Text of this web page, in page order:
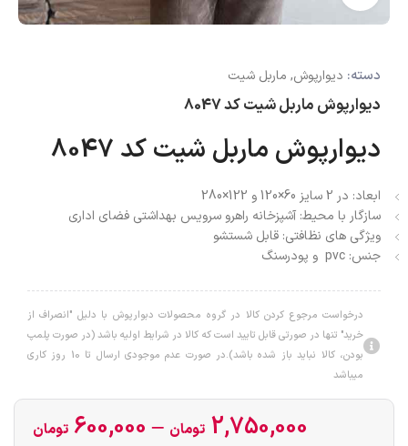
دسته: دیوارپوش, ماربل شیت
دیوارپوش ماربل شیت کد 8047
دیوارپوش ماربل شیت کد 8047
ابعاد: در 2 سایز
60×120 و 122×280
سازگار با محیط: آشپزخانه راهرو سرویس بهداشتی فضای اداری
ویژگی های نظافتی: قابل شستشو
جنس: pvc و پودرسنگ
درخواست مرجوع کردن کالا در گروه محصولات دبوارپوش با دلیل "انصراف از
خرید" تنها در صورتی قابل تایید است که کالا در شرایط اولیه باشد (در صورت پلمپ
بودن، کالا نباید باز شده باشد).در صورت عدم موجودی ارسال تا 10 روز کاری
میباشد
2,750,000 تومان –
600,000 تومان